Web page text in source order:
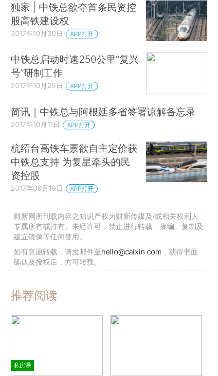
独家 | 中铁总欲夺首条民资控
股高铁建设权
2017年10月30日 APP打开
中铁总启动时速250公里“复兴
号”研制工作
2017年10月25日 APP打开
简讯｜中铁总与阿根廷多省签署谅解备忘录
2017年10月11日 APP打开
杭绍台高铁车票欲自主定价获
中铁总支持 为复星牵头的民
资控股
2017年09月19日 APP打开
财新网所刊载内容之知识产权为财新传媒及/或相关权利人
专属所有或持有。未经许可，禁止进行转载、摘编、复制及
建立镜像等任何使用。
如有意愿转载，请发邮件至hello@caixin.com ，获得书面
确认及授权后，方可转载。
推荐阅读
私房课